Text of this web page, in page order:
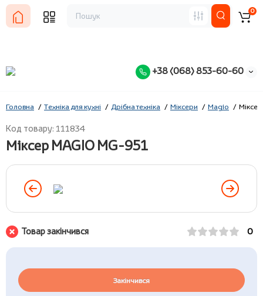
+38 (068) 853-60-60
0
Головна Техніка для кухні Дрібна техніка Міксери Magio
Код товару: 111834
Міксер MAGIO MG-951
Товар закінчився 0
Закінчився